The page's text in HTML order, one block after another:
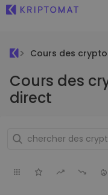
Cours des
Cours des
direct